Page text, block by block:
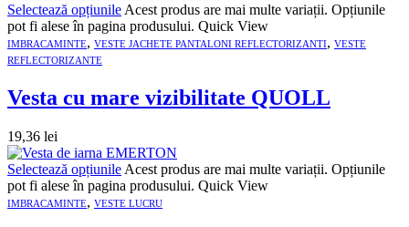
Selectează opțiunile Acest produs are mai multe variații. Opțiunile
pot fi alese în pagina produsului. Quick View
IMBRACAMINTE, VESTE JACHETE PANTALONI REFLECTORIZANTI, VESTE
REFLECTORIZANTE
Vesta cu mare vizibilitate QUOLL
19,36 lei
Selectează opțiunile Acest produs are mai multe variații. Opțiunile
pot fi alese în pagina produsului. Quick View
IMBRACAMINTE, VESTE LUCRU